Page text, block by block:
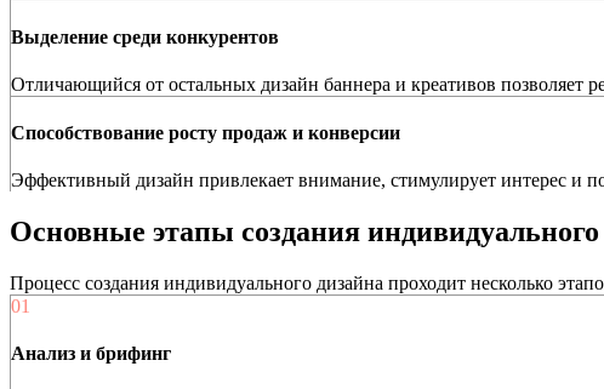
Выделение среди конкурентов
Отличающийся от остальных дизайн баннера и креативов позволяет
Способствование росту продаж и конверсии
Эффективный дизайн привлекает внимание, стимулирует интерес и
Основные этапы создания
Процесс создания индивидуального дизайна проходит несколько
01
Анализ и брифинг